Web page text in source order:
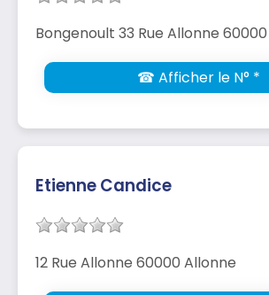
Bongenoult 33 Rue Allonne
☎ Afficher le N° *
Etienne Candice
12 Rue Allonne 60000 Allonne